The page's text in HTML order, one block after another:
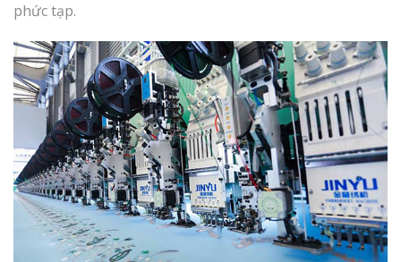
phức tạp.